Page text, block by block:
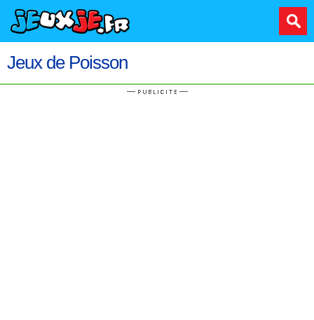
Jeux de Poisson